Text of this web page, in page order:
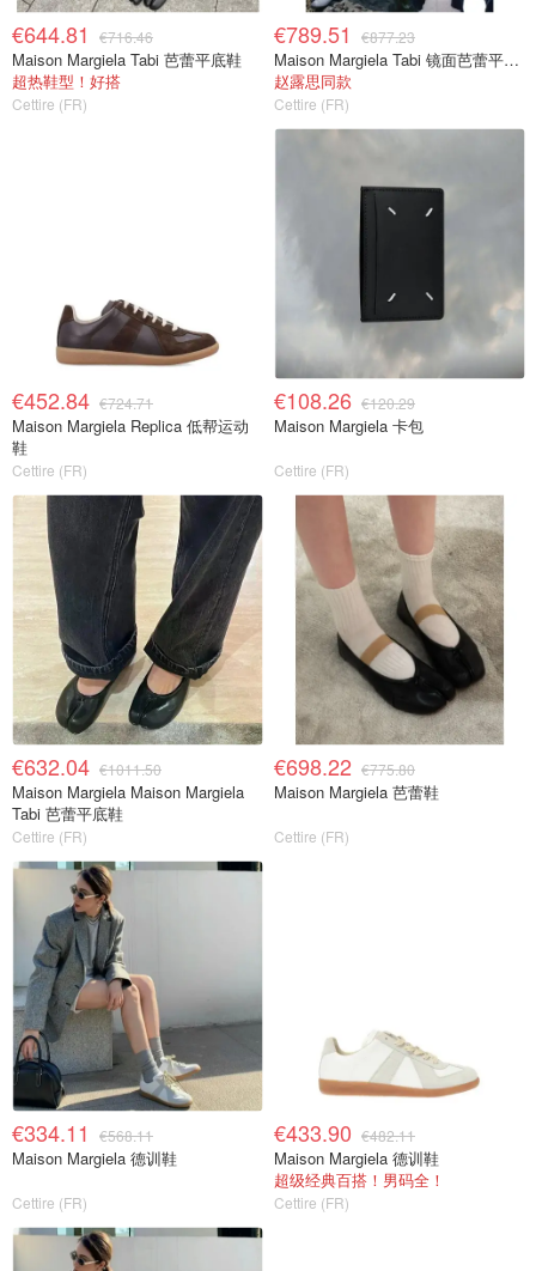
€644.81 €716.46
Maison Margiela Tabi 芭蕾平底鞋
超热鞋型！好搭
Cettire (FR)
€789.51 €877.23
Maison Margiela Tabi 镜面芭蕾平底鞋
赵露思同款
Cettire (FR)
€452.84 €724.71
Maison Margiela Replica 低帮运动
鞋
Cettire (FR)
€108.26 €120.29
Maison Margiela 卡包
Cettire (FR)
€632.04 €1011.50
Maison Margiela Maison Margiela
Tabi 芭蕾平底鞋
Cettire (FR)
€698.22 €775.80
Maison Margiela 芭蕾鞋
Cettire (FR)
€334.11 €568.11
Maison Margiela 德训鞋
Cettire (FR)
€433.90 €482.11
Maison Margiela 德训鞋
超级经典百搭！男码全！
Cettire (FR)